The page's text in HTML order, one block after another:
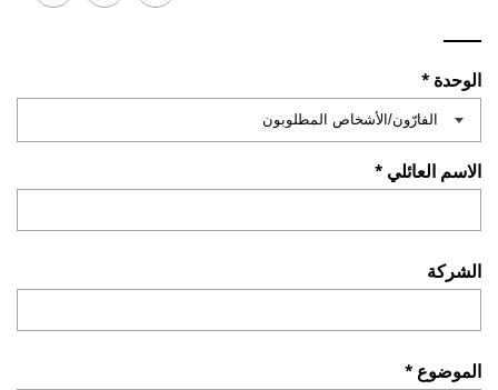
الوحدة *
الاسم العائلي *
الشركة
الموضوع *